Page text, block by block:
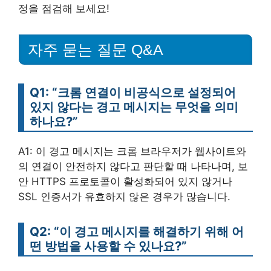
정을 점검해 보세요!
자주 묻는 질문 Q&A
Q1: “크롬 연결이 비공식으로 설정되어
있지 않다는 경고 메시지는 무엇을 의미
하나요?”
A1: 이 경고 메시지는 크롬 브라우저가 웹사이트와
의 연결이 안전하지 않다고 판단할 때 나타나며, 보
안 HTTPS 프로토콜이 활성화되어 있지 않거나
SSL 인증서가 유효하지 않은 경우가 많습니다.
Q2: “이 경고 메시지를 해결하기 위해 어
떤 방법을 사용할 수 있나요?”